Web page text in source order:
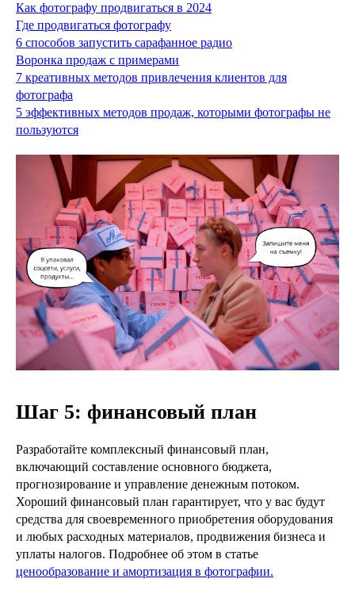
Как фотографу продвигаться в 2024
Где продвигаться фотографу
6 способов запустить сарафанное радио
Воронка продаж с примерами
7 креативных методов привлечения клиентов для
фотографа
5 эффективных методов продаж, которыми фотографы не
пользуются
Шаг 5: финансовый план
Разработайте комплексный финансовый план,
включающий составление основного бюджета,
прогнозирование и управление денежным потоком.
Хороший финансовый план гарантирует, что у вас будут
средства для своевременного приобретения оборудования
и любых расходных материалов, продвижения бизнеса и
уплаты налогов. Подробнее об этом в статье
ценообразование и амортизация в фотографии.